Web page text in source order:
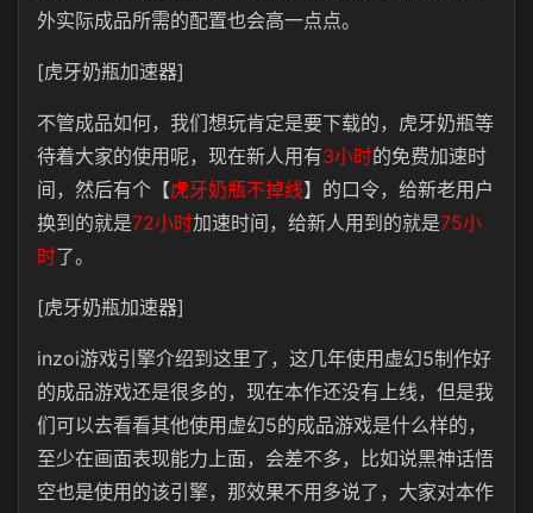
外实际成品所需的配置也会高一点点。
[虎牙奶瓶加速器]
不管成品如何，我们想玩肯定是要下载的，虎牙奶瓶等
待着大家的使用呢，现在新人用有3小时的免费加速时
间，然后有个【虎牙奶瓶不掉线】的口令，给新老用户
换到的就是72小时加速时间，给新人用到的就是75小
时了。
[虎牙奶瓶加速器]
inzoi游戏引擎介绍到这里了，这几年使用虚幻5制作好
的成品游戏还是很多的，现在本作还没有上线，但是我
们可以去看看其他使用虚幻5的成品游戏是什么样的，
至少在画面表现能力上面，会差不多，比如说黑神话悟
空也是使用的该引擎，那效果不用多说了，大家对本作